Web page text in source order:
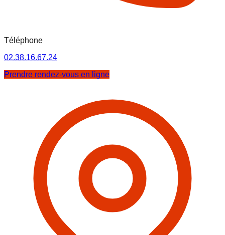
Téléphone
02.38.16.67.24
Prendre rendez-vous en ligne